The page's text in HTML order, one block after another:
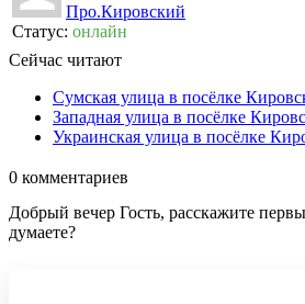
Про.Кировский
Статус: онлайн
Сейчас читают
Сумская улица в посёлке
Западная улица в посёлке
Украинская улица в посёлке
0 комментариев
Добрый вечер Гость, расскажите
думаете?